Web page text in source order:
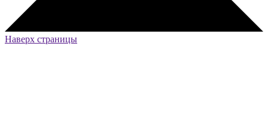
Наверх страницы